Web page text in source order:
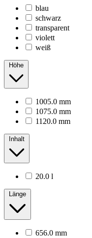
blau
schwarz
transparent
violett
weiß
Höhe
1005.0 mm
1075.0 mm
1120.0 mm
Inhalt
20.0 l
Länge
656.0 mm